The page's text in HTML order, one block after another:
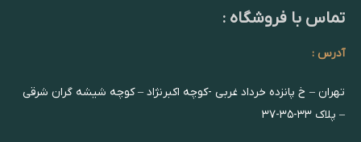
تماس با فروشگاه :
آدرس :
تهران – خ پانزده خرداد غربی -کوچه اکبرنژاد – کوچه شیشه گران شرقی
– پلاک ۳۳-۳۵-۳۷